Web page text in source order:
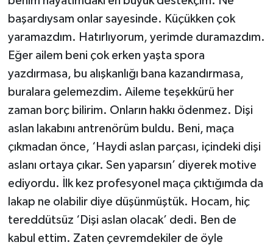
başardıysam onlar sayesinde. Küçükken çok
yaramazdım. Hatırlıyorum, yerimde duramazdım.
Eğer ailem beni çok erken yaşta spora
yazdırmasa, bu alışkanlığı bana kazandırmasa,
buralara gelemezdim. Aileme teşekkürü her
zaman borç bilirim. Onların hakkı ödenmez. Dişi
aslan lakabını antrenörüm buldu. Beni, maça
çıkmadan önce, ‘Haydi aslan parçası, içindeki dişi
aslanı ortaya çıkar. Sen yaparsın’ diyerek motive
ediyordu. İlk kez profesyonel maça çıktığımda da
lakap ne olabilir diye düşünmüştük. Hocam, hiç
tereddütsüz ‘Dişi aslan olacak’ dedi. Ben de
kabul ettim. Zaten çevremdekiler de öyle